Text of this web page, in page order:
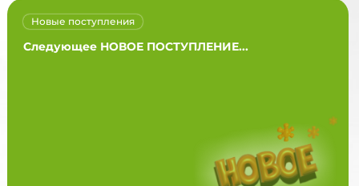
Следующее НОВОЕ ПОСТУПЛЕНИЕ...
Новые поступления